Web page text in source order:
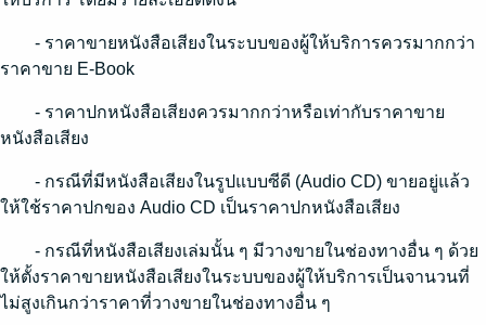
- ราคาขายหนังสือเสียงในระบบของผู้ให้บริการควรมากกว่า
ราคาขาย E-Book
- ราคาปกหนังสือเสียงควรมากกว่าหรือเท่ากับราคาขาย
หนังสือเสียง
- กรณีที่มีหนังสือเสียงในรูปแบบซีดี (Audio CD) ขายอยู่แล้ว
ให้ใช้ราคาปกของ Audio CD เป็นราคาปกหนังสือเสียง
- กรณีที่หนังสือเสียงเล่มนั้น ๆ มีวางขายในช่องทางอื่น ๆ ด้วย
ให้ตั้งราคาขายหนังสือเสียงในระบบของผู้ให้บริการเป็นจานวนที่
ไม่สูงเกินกว่าราคาที่วางขายในช่องทางอื่น ๆ